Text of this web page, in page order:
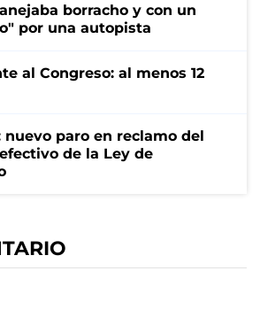
borracho y con un
por una autopista
al Congreso: al menos 12
nuevo paro en reclamo del
de la Ley de